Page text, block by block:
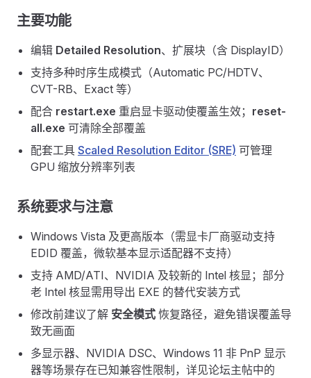
主要功能
编辑 Detailed Resolution、扩展块（含 DisplayID）
支持多种时序生成模式（Automatic PC/HDTV、
CVT-RB、Exact 等）
配合 restart.exe 重启显卡驱动使覆盖生效； reset-
all.exe 可清除全部覆盖
配套工具 Scaled Resolution Editor (SRE) 可管理
GPU 缩放分辨率列表
系统要求与注意
Windows Vista 及更高版本（需显卡厂商驱动支持
EDID 覆盖，微软基本显示适配器不支持）
支持 AMD/ATI、NVIDIA 及较新的 Intel 核显；部分
老 Intel 核显需用导出 EXE 的替代安装方式
修改前建议了解 安全模式 恢复路径，避免错误覆盖导
致无画面
多显示器、NVIDIA DSC、Windows 11 非 PnP 显示
器等场景存在已知兼容性限制，详见论坛主帖中的